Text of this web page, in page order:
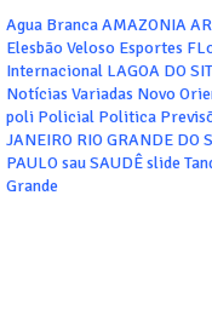
Agua BrancaAMAZONIA
Elesbão Veloso Esportes
Internacional LAGOA DO
Notícias Variadas Novo
poli Policial Politica
JANEIRO RIO GRANDE DO
PAULOsauSAUDÊslide
Grande